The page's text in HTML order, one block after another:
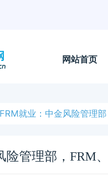
网站首页
FRM就业：中金风险管理
险管理部，FRM